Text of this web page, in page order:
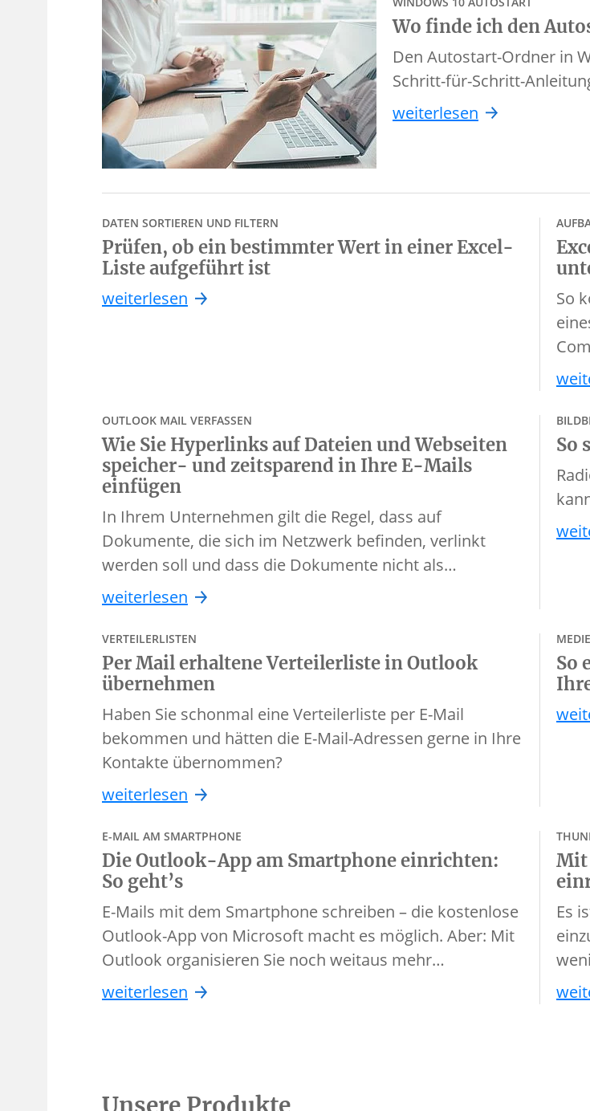
Wo finde ich den
Den Autostart-Ordner in
Schritt-für-Schritt-
weiterlesen
DATEN SORTIEREN UND FILTERN
Prüfen, ob ein bestimmter Wert in einer Excel-
Liste aufgeführt ist
weiterlesen
So
OUTLOOK MAIL VERFASSEN
Wie Sie Hyperlinks auf Dateien und Webseiten
speicher- und zeitsparend in Ihre E-Mails
einfügen
In Ihrem Unternehmen gilt die Regel, dass auf
Dokumente, die sich im Netzwerk befinden, verlinkt
werden soll und dass die Dokumente nicht als…
weiterlesen
So
VERTEILERLISTEN
Per Mail erhaltene Verteilerliste in Outlook
übernehmen
Haben Sie schonmal eine Verteilerliste per E-Mail
bekommen und hätten die E-Mail-Adressen gerne in Ihre
Kontakte übernommen?
weiterlesen
So
E-MAIL AM SMARTPHONE
Die Outlook-App am Smartphone einrichten:
So geht’s
E-Mails mit dem Smartphone schreiben – die kostenlose
Outlook-App von Microsoft macht es möglich. Aber: Mit
Outlook organisieren Sie noch weitaus mehr…
weiterlesen
Mit
Es
Unsere Produkte